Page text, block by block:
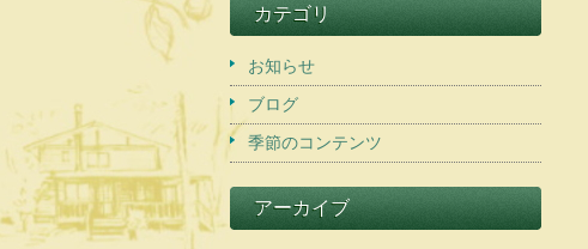
カテゴリ
お知らせ
ブログ
季節のコンテンツ
アーカイブ